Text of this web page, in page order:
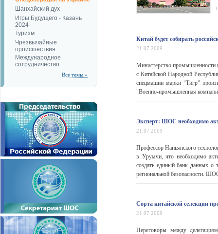
Шанхайский дух
Игры Будущего - Казань
2024
Туризм
Чрезвычайные
происшествия
Международное
сотрудничество
Все темы »
Китай будет собирать
21.07.2009
Министерство промышленности
с Китайской Народной
спецмашин марки "Тигр"
"Военно-промышленная
Эксперт: ШОС необходимо
21.07.2009
Профессор Наньянского
в Урумчи, что необходимо
создать единый банк данных о
региональной безопасности.
Сорта китайской селекции
21.07.2009
Переговоры между